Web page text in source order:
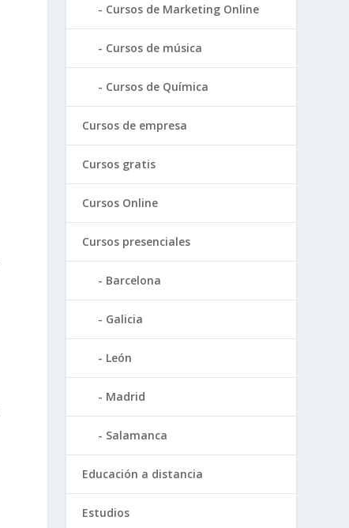
Cursos de Marketing Online
Cursos de música
Cursos de Química
Cursos de empresa
Cursos gratis
Cursos Online
Cursos presenciales
Barcelona
Galicia
León
Madrid
Salamanca
Educación a distancia
Estudios